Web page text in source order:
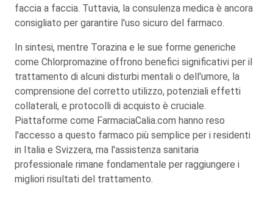
faccia a faccia. Tuttavia, la consulenza medica è ancora
consigliato per garantire l'uso sicuro del farmaco.
In sintesi, mentre Torazina e le sue forme generiche
come Chlorpromazine offrono benefici significativi per il
trattamento di alcuni disturbi mentali o dell'umore, la
comprensione del corretto utilizzo, potenziali effetti
collaterali, e protocolli di acquisto è cruciale.
Piattaforme come FarmaciaCalia.com hanno reso
l'accesso a questo farmaco più semplice per i residenti
in Italia e Svizzera, ma l'assistenza sanitaria
professionale rimane fondamentale per raggiungere i
migliori risultati del trattamento.